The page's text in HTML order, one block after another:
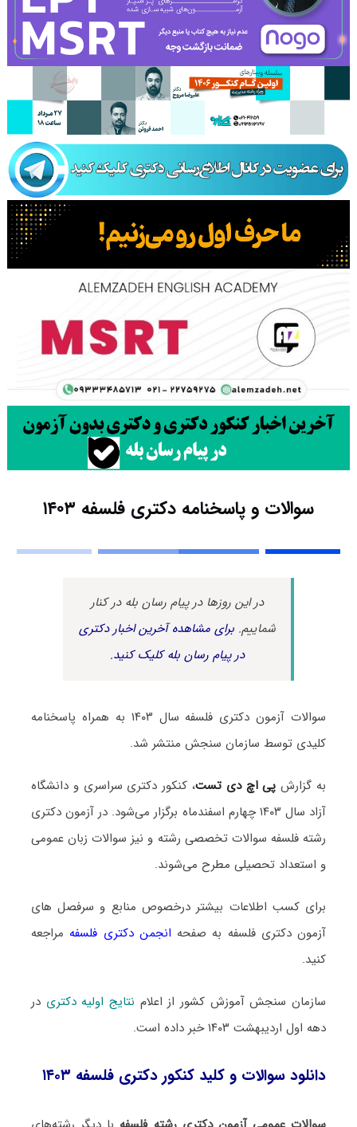
سوالات و پاسخنامه دکتری فلسفه ۱۴۰۳
در این روزها در پیام رسان بله در کنار
شماییم.برای مشاهده آخرین اخبار دکتری
در پیام رسان بله کلیک کنید.
سوالات آزمون دکتری فلسفه سال ۱۴۰۳ به همراه پاسخنامه
کلیدی توسط سازمان سنجش منتشر شد.
به گزارشپی اچ دی تست، کنکور دکتری سراسری و دانشگاه
آزاد سال ۱۴۰۳ چهارم اسفندماه برگزار می‌شود. در آزمون دکتری
رشته فلسفه سوالات تخصصی رشته و نیز سوالات زبان عمومی
و استعداد تحصیلی مطرح می‌شوند.
برای کسب اطلاعات بیشتر درخصوص منابع و سرفصل های
آزمون دکتری فلسفه به صفحه انجمن دکتری فلسفهمراجعه
کنید.
سازمان سنجش آموزش کشور از اعلام نتایج اولیه دکتری در
دهه اول اردیبهشت ۱۴۰۳ خبر داده است.
دانلود سوالات و کلید کنکور دکتری فلسفه ۱۴۰۳